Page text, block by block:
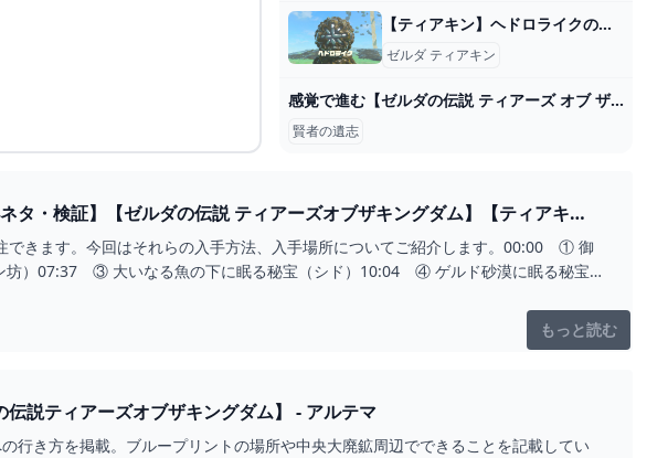
【ティアキン】ヘドロライクのラクな倒し方：攻略【ゼルダの伝説ティアーズオブザキングダム】
ゼルダ ティアキン
感覚で進む【ゼルダの伝説 ティアーズ オブ ザ キングダム プレイ日記162】オルディン地方へ - ユキシロ日記
賢者の遺志
タ・検証】【ゼルダの伝説 ティアーズオブザキングダム】【ティアキ
できます。今回はそれらの入手方法、入手場所についてご紹介します。00:00 ① 御
）07:37 ③ 大いなる魚の下に眠る秘宝（シド）10:04 ④ ゲルド砂漠に眠る秘宝
もっと読む
説ティアーズオブザキングダム】 - アルテマ
行き方を掲載。ブループリントの場所や中央大廃鉱周辺でできることを記載してい